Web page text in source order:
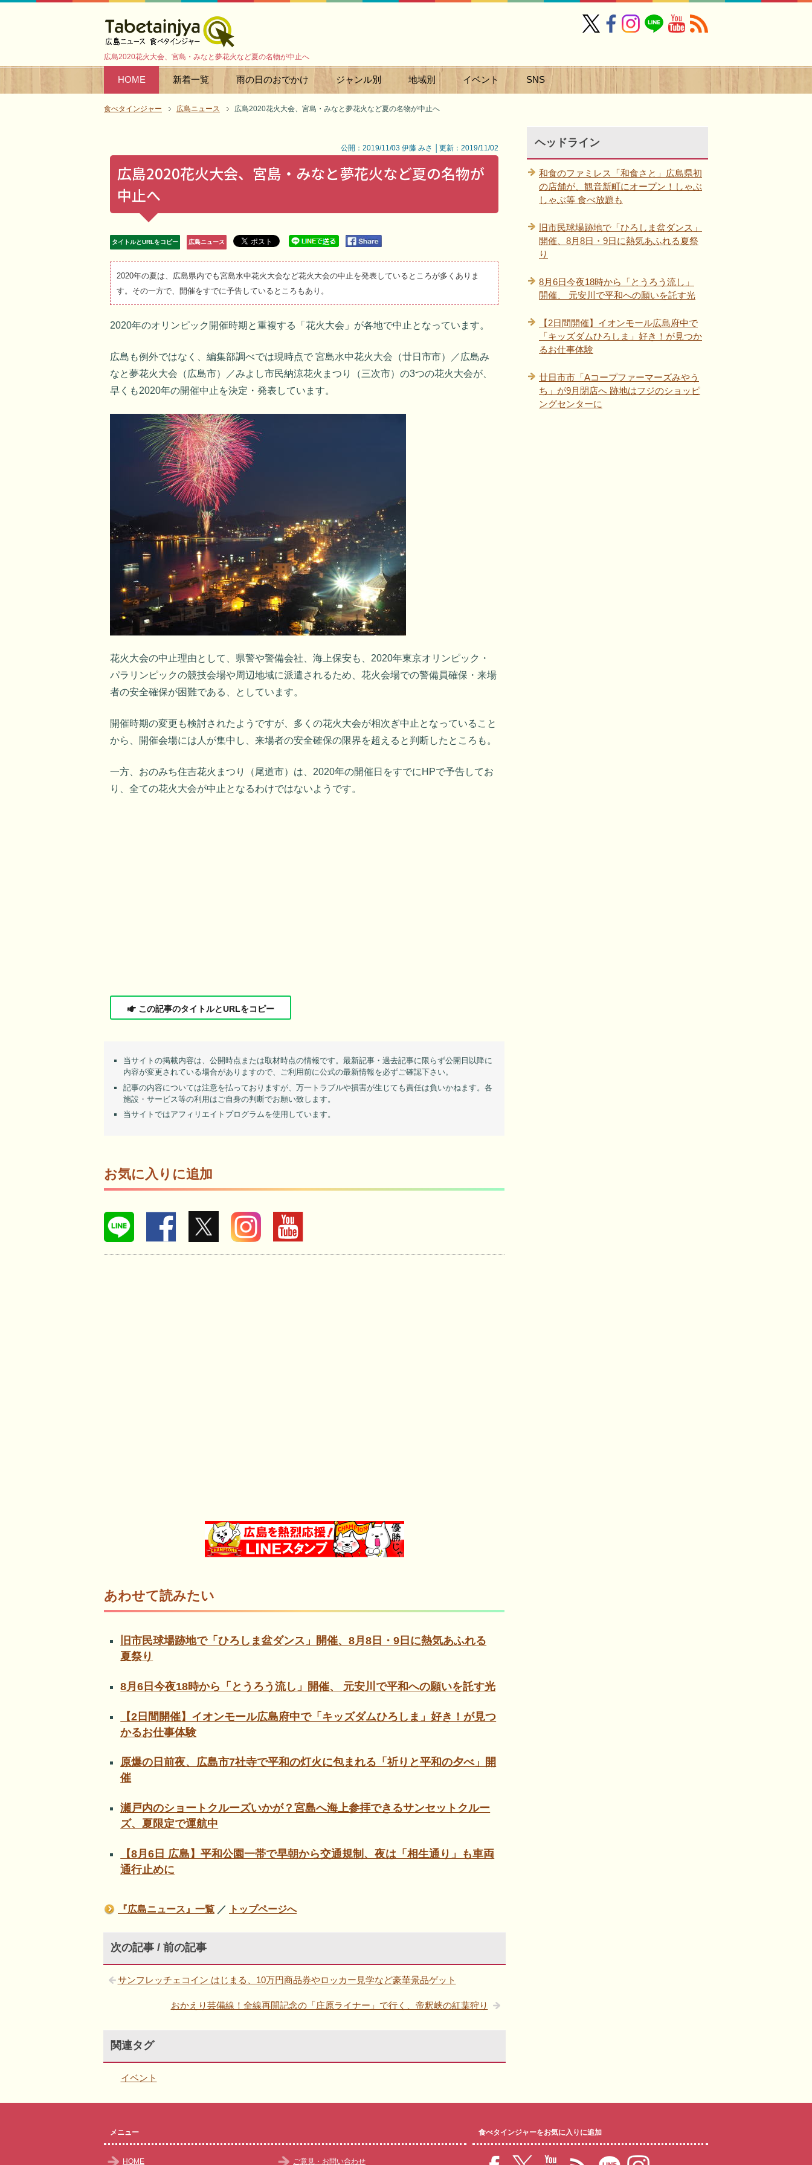
広島2020花火大会、宮島・みなと夢花火など夏の名物が中止へ
HOME 新着一覧 雨の日のおでかけ ジャンル別 地域別 イベント SNS
食べタインジャー 広島ニュース 広島2020花火大会、宮島・みなと夢花火など夏の名物が中止へ
公開：2019/11/03 伊藤 みさ │更新：2019/11/02
広島2020花火大会、宮島・みなと夢花火など夏の名物が
中止へ
タイトルとURLをコピー 広島ニュース
2020年の夏は、広島県内でも宮島水中花火大会など花火大会の中止を発表しているところが多くありま
す。その一方で、開催をすでに予告しているところもあり。
2020年のオリンピック開催時期と重複する「花火大会」が各地で中止となっています。
広島も例外ではなく、編集部調べでは現時点で 宮島水中花火大会（廿日市市）／広島み
なと夢花火大会（広島市）／みよし市民納涼花火まつり（三次市）の3つの花火大会が、
早くも2020年の開催中止を決定・発表しています。
花火大会の中止理由として、県警や警備会社、海上保安も、2020年東京オリンピック・
パラリンピックの競技会場や周辺地域に派遣されるため、花火会場での警備員確保・来場
者の安全確保が困難である、としています。
開催時期の変更も検討されたようですが、多くの花火大会が相次ぎ中止となっていること
から、開催会場には人が集中し、来場者の安全確保の限界を超えると判断したところも。
一方、おのみち住吉花火まつり（尾道市）は、2020年の開催日をすでにHPで予告してお
り、全ての花火大会が中止となるわけではないようです。
この記事のタイトルとURLをコピー
当サイトの掲載内容は、公開時点または取材時点の情報です。最新記事・過去記事に限らず公開日以降に
内容が変更されている場合がありますので、ご利用前に公式の最新情報を必ずご確認下さい。
記事の内容については注意を払っておりますが、万一トラブルや損害が生じても責任は負いかねます。各
施設・サービス等の利用はご自身の判断でお願い致します。
当サイトではアフィリエイトプログラムを使用しています。
お気に入りに追加
あわせて読みたい
旧市民球場跡地で「ひろしま盆ダンス」開催、8月8日・9日に熱気あふれる
夏祭り
8月6日今夜18時から「とうろう流し」開催、 元安川で平和への願いを託す光
【2日間開催】イオンモール広島府中で「キッズダムひろしま」好き！が見つ
かるお仕事体験
原爆の日前夜、広島市7社寺で平和の灯火に包まれる「祈りと平和の夕べ」開
催
瀬戸内のショートクルーズいかが？宮島へ海上参拝できるサンセットクルー
ズ、夏限定で運航中
【8月6日 広島】平和公園一帯で早朝から交通規制、夜は「相生通り」も車両
通行止めに
『広島ニュース』一覧 ／ トップページへ
次の記事 / 前の記事
サンフレッチェコイン はじまる、10万円商品券やロッカー見学など豪華景品ゲット
おかえり芸備線！全線再開記念の「庄原ライナー」で行く、帝釈峡の紅葉狩り
関連タグ
イベント
ヘッドライン
和食のファミレス「和食さと」広島県初
の店舗が、観音新町にオープン！しゃぶ
しゃぶ等 食べ放題も
旧市民球場跡地で「ひろしま盆ダンス」
開催、8月8日・9日に熱気あふれる夏祭
り
8月6日今夜18時から「とうろう流し」
開催、 元安川で平和への願いを託す光
【2日間開催】イオンモール広島府中で
「キッズダムひろしま」好き！が見つか
るお仕事体験
廿日市市「Aコープファーマーズみやう
ち」が9月閉店へ 跡地はフジのショッピ
ングセンターに
メニュー
HOME ご意見・お問い合わせ
食べタインジャーをお気に入りに追加